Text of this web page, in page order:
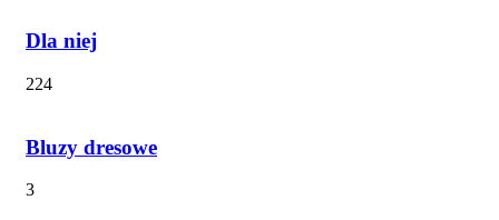
Dla niej
224
Bluzy dresowe
3